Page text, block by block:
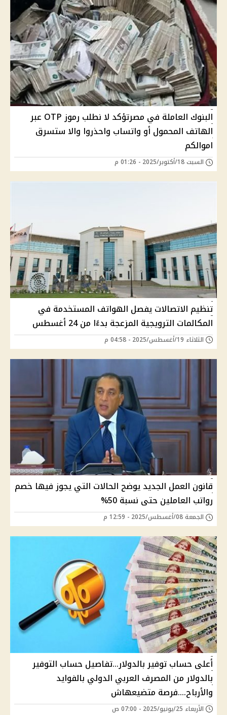
البنوك العاملة في مصرتؤكد لا نطلب رموز OTP عبر
الهاتف المحمول أو واتساب واحذروا والا ستسرق
اموالكم
السبت 18/أكتوبر/2025 - 01:26 م
تنظيم الاتصالات يفصل الهواتف المستخدمة في
المكالمات الترويجية المزعجة بدءًا من 24 أغسطس
الثلاثاء 19/أغسطس/2025 - 04:58 م
قانون العمل الجديد يوضح الحالات التي يجوز فيها خصم
رواتب العاملين حتى نسبة 50%
الجمعة 08/أغسطس/2025 - 12:59 م
أعلى حساب توفير بالدولار...تفاصيل حساب التوفير
بالدولار من المصرف العربي الدولي بالفوايد
والأرباح....فرصة متضيعهاش
الأربعاء 25/يونيو/2025 - 07:00 ص